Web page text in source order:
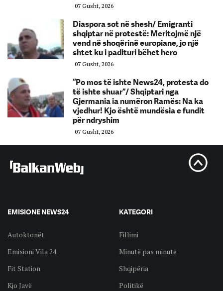
07 Gusht, 2026
Diaspora sot në shesh/ Emigranti
shqiptar në protestë: Meritojmë një
vend në shoqërinë europiane, jo një
shtet ku i padituri bëhet hero
07 Gusht, 2026
“Po mos të ishte News24, protesta do
të ishte shuar”/ Shqiptari nga
Gjermania ia numëron Ramës: Na ka
vjedhur! Kjo është mundësia e fundit
për ndryshim
07 Gusht, 2026
EMISIONE NEWS24
Autoktonët
Emisioni Vila 24
Fit Station
Kjo Javë
KATEGORI
Fillimi
Minutë pas minute
Shqipëria
Politikë